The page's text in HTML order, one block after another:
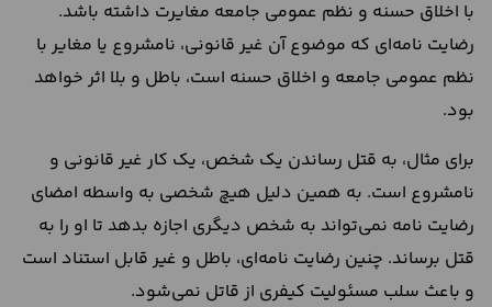
با اخلاق حسنه و نظم عمومی جامعه مغایرت داشته باشد.
رضایت نامه‌ای که موضوع آن غیر قانونی، نامشروع یا مغایر با
نظم عمومی جامعه و اخلاق حسنه است، باطل و بلا اثر خواهد
بود.
برای مثال، به قتل رساندن یک شخص، یک کار غیر قانونی و
نامشروع است. به همین دلیل هیچ شخصی به واسطه امضای
رضایت نامه نمی‌تواند به شخص دیگری اجازه بدهد تا او را به
قتل برساند. چنین رضایت نامه‌ای، باطل و غیر قابل استناد است
و باعث سلب مسئولیت کیفری از قاتل نمی‌شود.